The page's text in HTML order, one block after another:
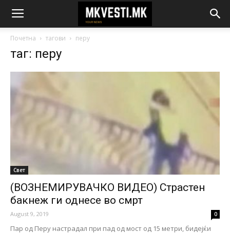
Почетна тагови перу
таг: перу
Свет
(ВОЗНЕМИРУВАЧКО ВИДЕО) Страстен
бакнеж ги однесе во смрт
August 9, 2019 0
Пар од Перу настрадал при пад од мост од 15 метри, бидејќи